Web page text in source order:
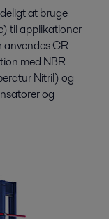
at bruge
til applikationer
anvendes CR
med NBR
Nitril) og
og